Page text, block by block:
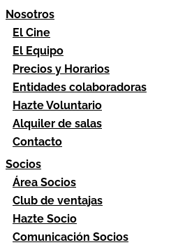
Nosotros
El Cine
El Equipo
Precios y Horarios
Entidades colaboradoras
Hazte Voluntario
Alquiler de salas
Contacto
Socios
Área Socios
Club de ventajas
Hazte Socio
Comunicación Socios